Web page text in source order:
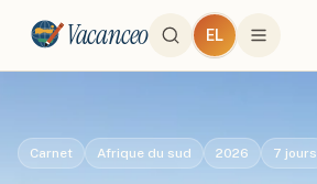
Vacanceo EL
Carnet Afrique du sud 2026 7 jours